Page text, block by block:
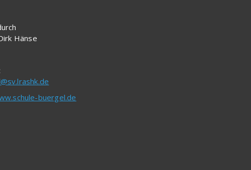
Hänse
buergel.de